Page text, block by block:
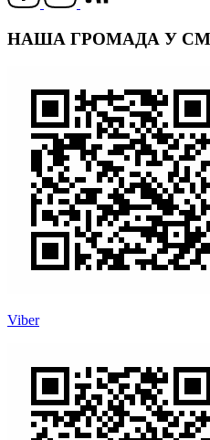
НАША ГРОМАДА У
Viber